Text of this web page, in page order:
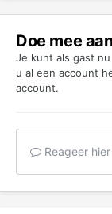
Doe mee
Je kunt als gast
u al een account
account.
Reageer